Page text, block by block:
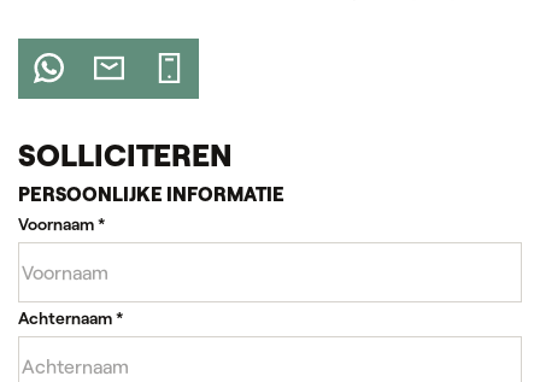
SOLLICITEREN
PERSOONLIJKE INFORMATIE
Voornaam*
Achternaam*